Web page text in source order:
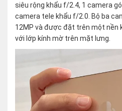
siêu rộng khẩu f/2.4, 1 camera
camera tele khẩu f/2.0. Bộ ba
12MP và được đặt trên một nền
với lớp kính mờ trên mặt lưng.